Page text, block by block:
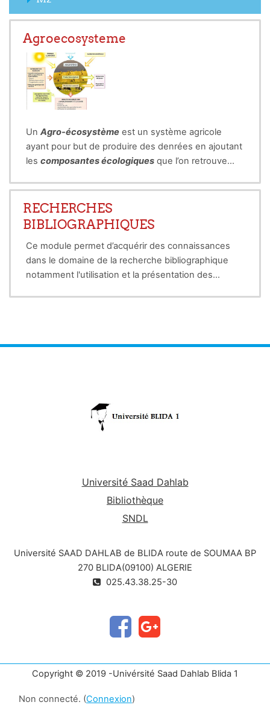
Agroecosysteme
Un Agro-écosystème est un système agricole
ayant pour but de produire des denrées en ajoutant
les composantes écologiques que l’on retrouve
des processus biologiques qui ont été négligés
depuis trop longtemps en
conventionnelle . En effet, dans les agrosystèmes,
les interventions des agriculteurs sont souvent
maximales et peu de place est laissée à la vie.
RECHERCHES
BIBLIOGRAPHIQUES
Ce module permet d’acquérir des connaissances
dans le domaine de la recherche bibliographique
notamment l'utilisation et la présentation des
Université Saad Dahlab
Bibliothèque
SNDL
Université SAAD DAHLAB de BLIDA route de SOUMAA BP
270 BLIDA(09100) ALGERIE
025.43.38.25-30
Copyright © 2019 -Univérsité Saad Dahlab Blida 1
Non connecté. (Connexion)